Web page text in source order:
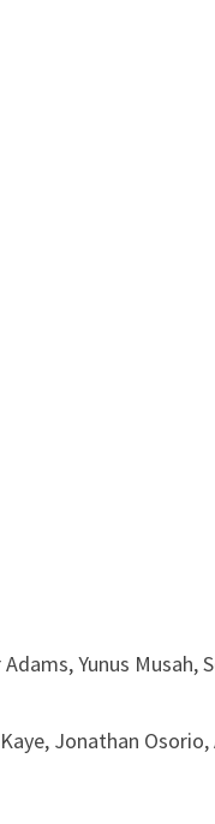
Yunus
Jonathan